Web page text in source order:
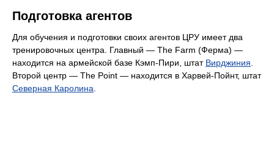
Подготовка агентов
Для обучения и подготовки своих агентов ЦРУ имеет два
тренировочных центра. Главный — The Farm (Ферма) —
находится на армейской базе Кэмп-Пири, штат Вирджиния
Второй центр — The Point — находится в Харвей-Пойнт, штат
Северная Каролина